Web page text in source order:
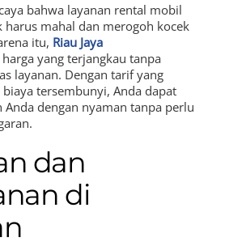
bahwa layanan rental mobil
harus mahal dan merogoh kocek
itu, Riau Jaya
yang terjangkau tanpa
layanan. Dengan tarif yang
tersembunyi, Anda dapat
dengan nyaman tanpa perlu
dan
di